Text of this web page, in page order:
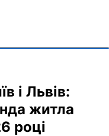
і Львів:
житла
році